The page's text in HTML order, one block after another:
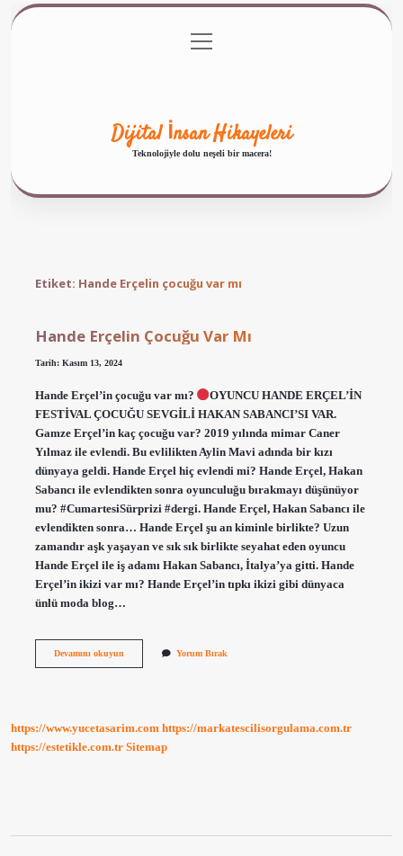
Gizlilik Politikası
menüyü
aç
Dijital İnsan Hikayeleri
Teknolojiyle dolu neşeli bir macera!
Etiket: Hande Erçelin çocuğu var mı
Hande Erçelin Çocuğu Var Mı
Tarih: Kasım 13, 2024
Hande Erçel’in çocuğu var mı?
OYUNCU HANDE ERÇEL’İN
FESTİVAL ÇOCUĞU SEVGİLİ HAKAN SABANCI’SI VAR.
Gamze Erçel’in kaç çocuğu var? 2019 yılında mimar Caner
Yılmaz ile evlendi. Bu evlilikten Aylin Mavi adında bir kızı
dünyaya geldi. Hande Erçel hiç evlendi mi? Hande Erçel, Hakan
Sabancı ile evlendikten sonra oyunculuğu bırakmayı düşünüyor
mu? #CumartesiSürprizi #dergi. Hande Erçel, Hakan Sabancı ile
evlendikten sonra… Hande Erçel şu an kiminle birlikte? Uzun
zamandır aşk yaşayan ve sık sık birlikte seyahat eden oyuncu
Hande Erçel ile iş adamı Hakan Sabancı, İtalya’ya gitti. Hande
Erçel’in ikizi var mı? Hande Erçel’in tıpkı ikizi gibi dünyaca
ünlü moda blog…
Devamını okuyunHande
Yorum Bırak
https://www.yucetasarim.com https://markatescilisorgulama.com.tr
https://estetikle.com.tr Sitemap